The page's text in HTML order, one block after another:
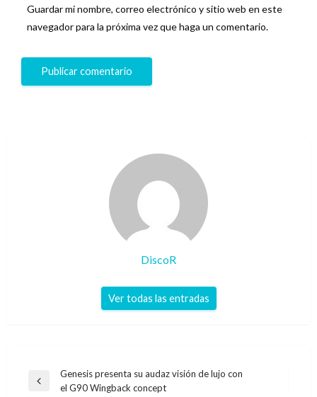
Guardar mi nombre, correo electrónico y sitio web en este
navegador para la próxima vez que haga un comentario.
DiscoR
Ver todas las entradas
Navegación
Entrada
Genesis presenta su audaz visión de lujo con
el G90 Wingback concept